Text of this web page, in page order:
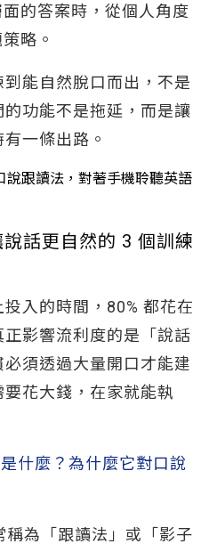
的答案時，從個人角度
略。
能自然脫口而出，不是
功能不是拖延，而是讓
一條出路。
話更自然的 3 個訓練
入的時間，80% 都花在
影響流利度的是「說話
須透過大量開口才能建
花大錢，在家就能執
什麼？為什麼它對口說
為「跟讀法」或「影子